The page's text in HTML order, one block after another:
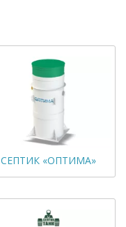
СЕПТИК «ОПТИМА»